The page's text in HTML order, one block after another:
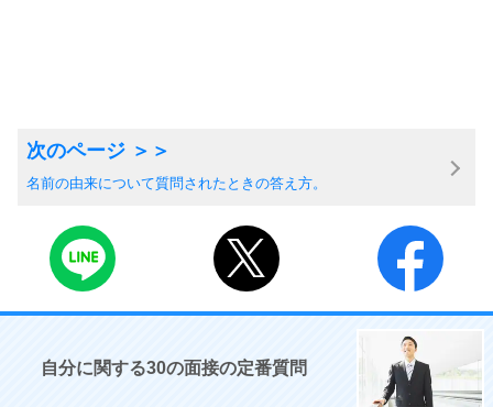
名前の由来について質問されたときの答え方。
自分に関する30の面接の定番質問